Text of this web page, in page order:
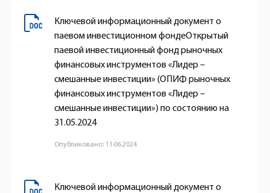
Ключевой информационный документ о
паевом инвестиционном фондеОткрытый
паевой инвестиционный фонд рыночных
финансовых инструментов «Лидер –
смешанные инвестиции» (ОПИФ рыночных
финансовых инструментов «Лидер –
смешанные инвестиции») по состоянию на
31.05.2024
Опубликовано: 11.06.2024
Ключевой информационный документ о